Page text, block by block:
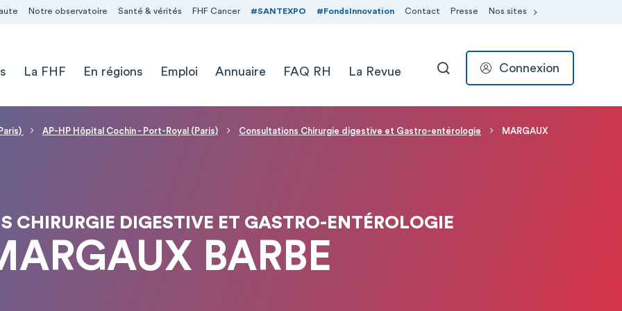
Notre observatoire Santé & vérités FHF Cancer #SANTEXPO #FondsInnovation Contact Presse Nos sites
La FHF En régions Emploi Annuaire FAQ RH La Revue RECHERCHER
Connexion
AP-HP Hôpital Cochin - Port-Royal (Paris) Consultations Chirurgie digestive et Gastro-entérologie
MARGAUX
CHIRURGIE DIGESTIVE ET GASTRO-ENTÉROLOGIE
BARBE